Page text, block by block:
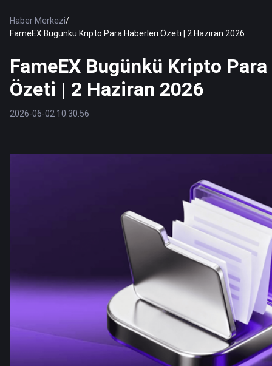
Haber Merkezi/
FameEX Bugünkü Kripto Para Haberleri Özeti | 2 Haziran 2026
FameEX Bugünkü Kripto
Özeti | 2 Haziran 2026
2026-06-02 10:30:56